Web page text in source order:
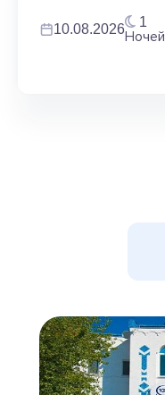
10.08.2026 1
Ночей